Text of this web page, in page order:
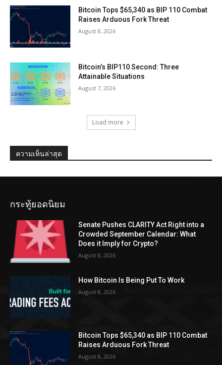
Bitcoin Tops $65,340 as BIP 110 Combat
Raises Arduous Fork Threat
August 8, 2026
Bitcoin’s BIP110 Second: Three
Attainable Situations
August 7, 2026
Load more
ความเห็นล่าสุด
กระทู้ยอดนิยม
Senate Pushes CLARITY Act Right into a
Crowded September Calendar: What
Does it Imply for Crypto?
August 8, 2026
How Bitcoin Is Being Put To Work
August 8, 2026
Bitcoin Tops $65,340 as BIP 110 Combat
Raises Arduous Fork Threat
August 8, 2026